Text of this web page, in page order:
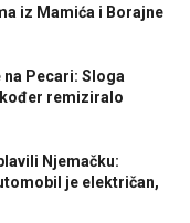
iz Mamića i Borajne
Pecari: Sloga
remiziralo
Njemačku:
je električan,